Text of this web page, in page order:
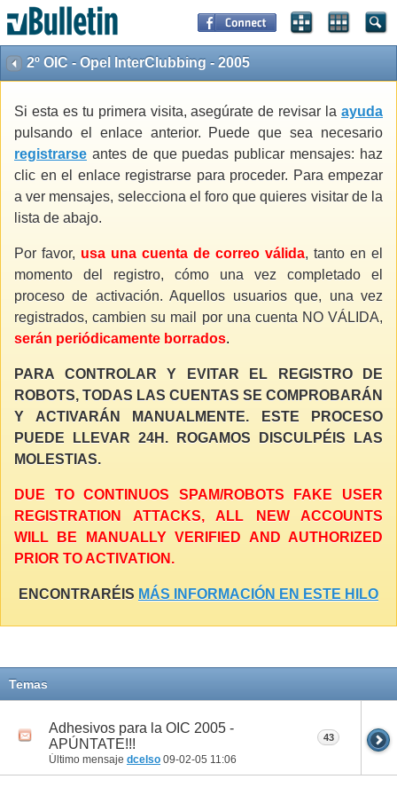
2º OIC - Opel InterClubbing - 2005
Si esta es tu primera visita, asegúrate de revisar la ayuda
pulsando el enlace anterior. Puede que sea necesario
registrarse antes de que puedas publicar mensajes: haz
clic en el enlace registrarse para proceder. Para empezar
a ver mensajes, selecciona el foro que quieres visitar de la
lista de abajo.
Por favor, usa una cuenta de correo válida, tanto en el
momento del registro, cómo una vez completado el
proceso de activación. Aquellos usuarios que, una vez
registrados, cambien su mail por una cuenta NO VÁLIDA,
serán periódicamente borrados.
PARA CONTROLAR Y EVITAR EL REGISTRO DE
ROBOTS, TODAS LAS CUENTAS SE COMPROBARÁN
Y ACTIVARÁN MANUALMENTE. ESTE PROCESO
PUEDE LLEVAR 24H. ROGAMOS DISCULPÉIS LAS
MOLESTIAS.
DUE TO CONTINUOS SPAM/ROBOTS FAKE USER
REGISTRATION ATTACKS, ALL NEW ACCOUNTS
WILL BE MANUALLY VERIFIED AND AUTHORIZED
PRIOR TO ACTIVATION.
ENCONTRARÉIS MÁS INFORMACIÓN EN ESTE HILO
Temas
Adhesivos para la OIC 2005 -
APÚNTATE!!!
Último mensaje dcelso 09-02-05 11:06
43